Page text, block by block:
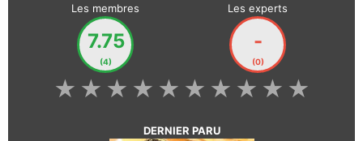
Les membres
7.75
(4)
Les experts
-
(0)
★
★
★
★
★
★
★
★
★
★
DERNIER PARU